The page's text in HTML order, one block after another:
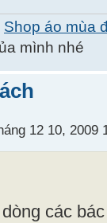
Shop áo mùa
mình nhé
12 10, 2009
các